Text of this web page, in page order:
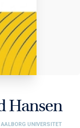
Hansen
UNIVERSITET